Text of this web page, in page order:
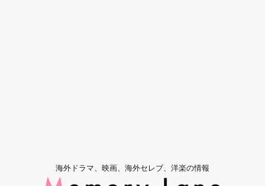
海外ドラマ、映画、海外セレブ、洋楽の情報